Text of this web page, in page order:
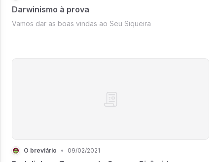
Darwinismo à prova
Vamos dar as boas vindas ao Seu Siqueira
O breviário • 09/02/2021